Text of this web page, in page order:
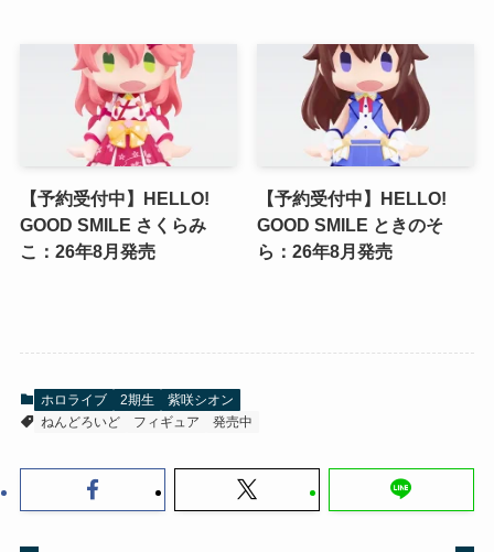
【予約受付中】HELLO!
GOOD SMILE さくらみ
こ：26年8月発売
【予約受付中】HELLO!
GOOD SMILE ときのそ
ら：26年8月発売
ホロライブ 2期生
紫咲シオン
ねんどろいど
フィギュア 発売中